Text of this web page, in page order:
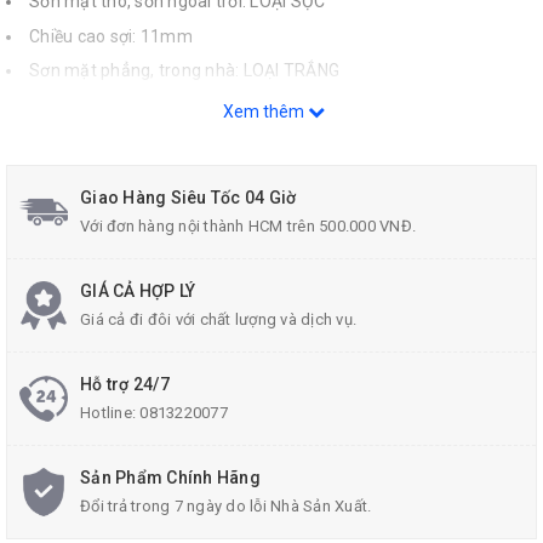
Chiều cao sợi: 11mm
Sơn mặt phẳng, trong nhà: LOẠI TRẮNG
Chiều cao sợi trắng 7mmXem thêm
Giao Hàng Siêu Tốc 04 Giờ
Với đơn hàng nội thành HCM trên 500.000 VNĐ.
GIÁ CẢ HỢP LÝ
Giá cả đi đôi với chất lượng và dịch vụ.
Hỗ trợ 24/7
Hotline:0813220077
Sản Phẩm Chính Hãng
Đổi trả trong 7 ngày do lỗi Nhà Sản Xuất.